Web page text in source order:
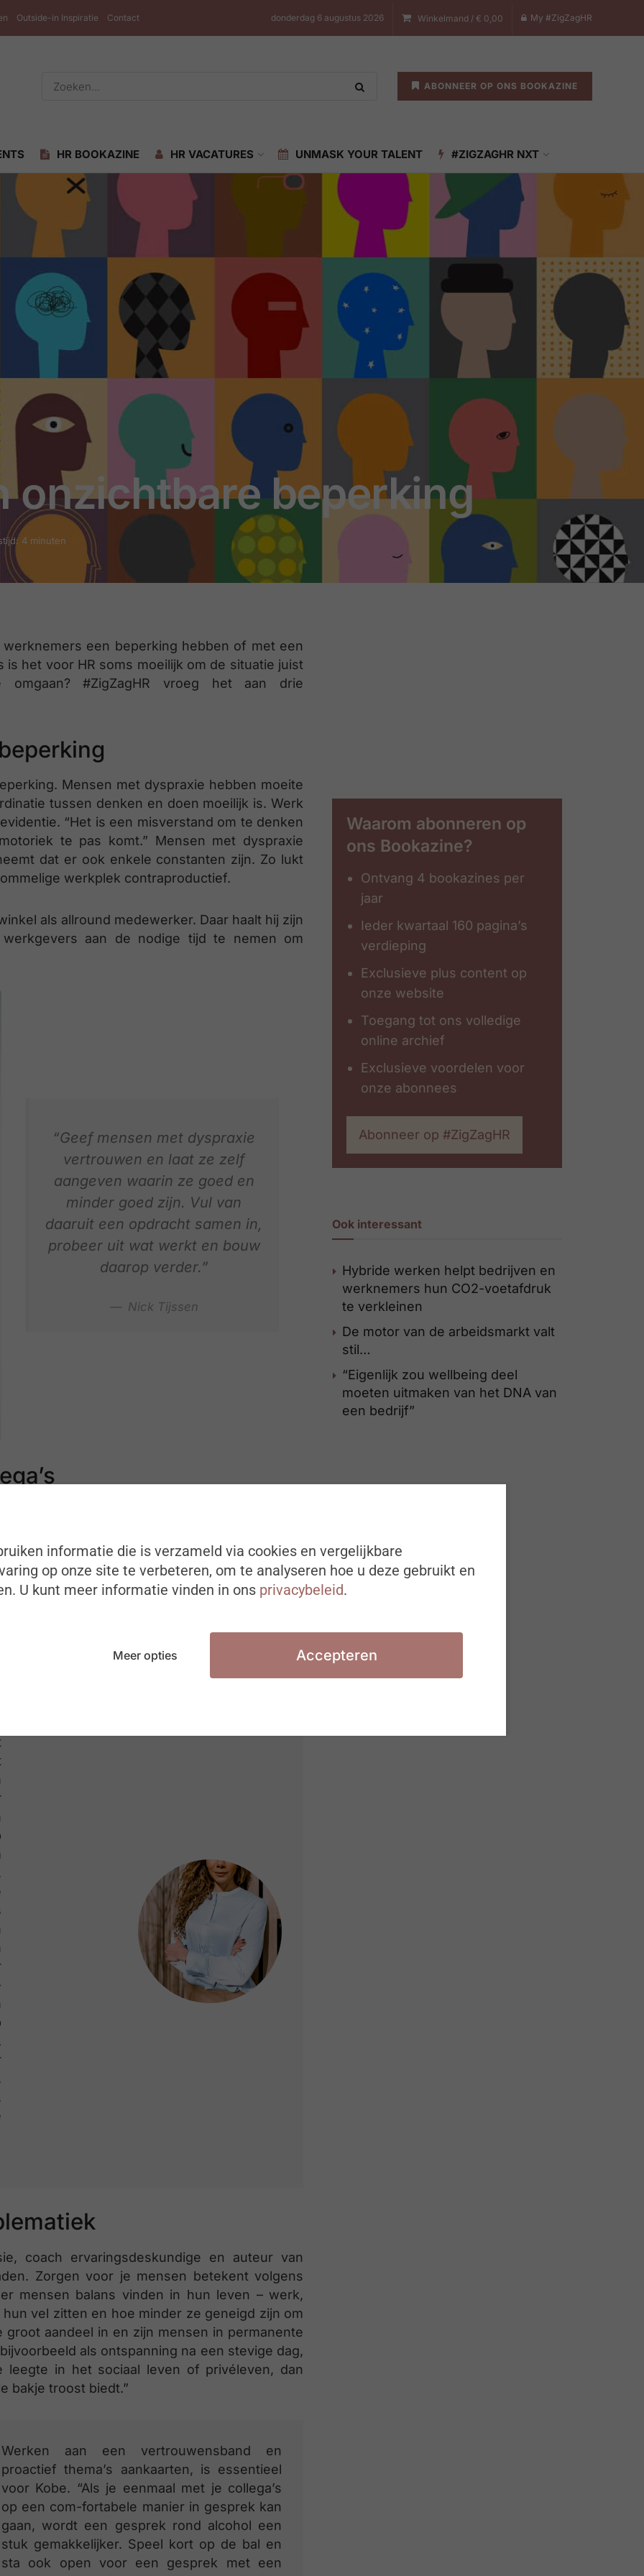
Outside-in Inspiratie Contact donderdag 6 augustus 2026 Winkelmand / € 0,00 My #ZigZagHR
ABONNEER OP ONS BOOKAZINE
HR BOOKAZINE HR VACATURES UNMASK YOUR TALENT #ZIGZAGHR NXT
onzichtbare beperking
4 minuten
een beperking hebben of met een
het voor HR soms moeilijk om de situatie juist
#ZigZagHR vroeg het aan drie
Mensen met dyspraxie hebben moeite
tussen denken en doen moeilijk is. Werk
“Het is een misverstand om te denken
te pas komt.” Mensen met dyspraxie
dat er ook enkele constanten zijn. Zo lukt
werkplek contraproductief.
als allround medewerker. Daar haalt hij zijn
aan de nodige tijd te nemen om
“Geef mensen met dyspraxie
vertrouwen en laat ze zelf
aangeven waarin ze goed en
minder goed zijn. Vul van
daaruit een opdracht samen in,
probeer uit wat werkt en bouw
daarop verder.”
Nick Tijssen
tussen mensen en geeft lezingen rond
werk neemt toe en HR heeft er alle belang bij
discrimineert eenzaamheid niet, ook
eenzaam. “Werknemers die kampen met
zijn minder gemotiveerd en hebben minder puf
melden zich vaker ziek, communiceren
andere collega’s, doen weinig moeite om de
om beslissingen te nemen.”
coach ervaringsdeskundige en auteur van
Zorgen voor je mensen betekent volgens
mensen balans vinden in hun leven – werk,
vel zitten en hoe minder ze geneigd zijn om
aandeel in en zijn mensen in permanente
als ontspanning na een stevige dag,
leegte in het sociaal leven of privéleven, dan
bakje troost biedt.”
Werken aan een vertrouwensband en
proactief thema’s aankaarten, is essentieel
voor Kobe. “Als je eenmaal met je collega’s
op een com-fortabele manier in gesprek kan
gaan, wordt een gesprek rond alcohol een
stuk gemakkelijker. Speel kort op de bal en
sta ook open voor een gesprek met een
Waarom abonneren op
ons Bookazine?
Ontvang 4 bookazines per
jaar
Ieder kwartaal 160 pagina’s
verdieping
Exclusieve plus content op
onze website
Toegang tot ons volledige
online archief
Exclusieve voordelen voor
onze abonnees
Abonneer op #ZigZagHR
Ook interessant
Hybride werken helpt bedrijven en
werknemers hun CO2-voetafdruk
te verkleinen
De motor van de arbeidsmarkt valt
stil…
“Eigenlijk zou wellbeing deel
moeten uitmaken van het DNA van
een bedrijf”
informatie die is verzameld via cookies en vergelijkbare
op onze site te verbeteren, om te analyseren hoe u deze gebruikt en
U kunt meer informatie vinden in ons privacybeleid.
Meer opties Accepteren